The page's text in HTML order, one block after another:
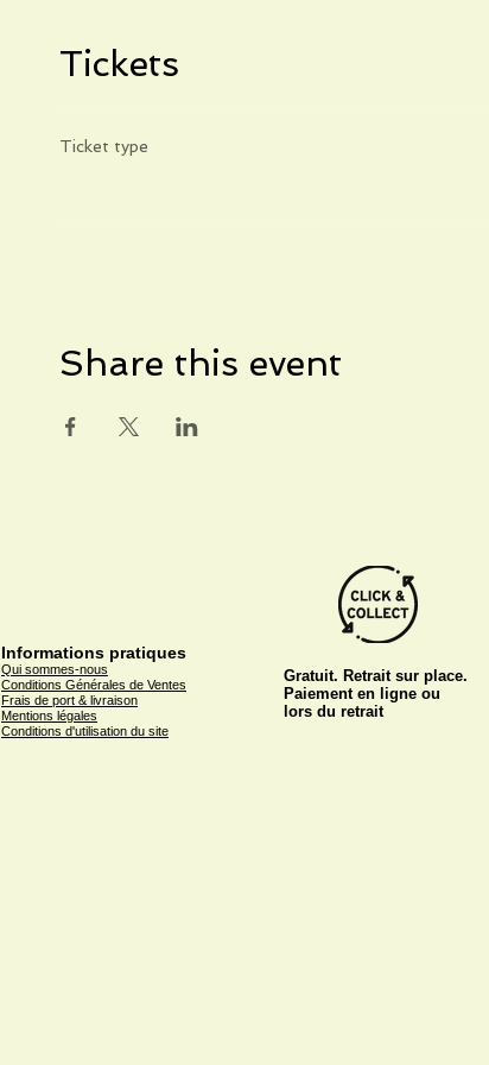
Tickets
Ticket type
Share this event
Informations pratiques
Qui sommes-nous
Conditions Générales de Ventes
Frais de port & livraison
Mentions légales
Conditions d'utilisation du site
Gratuit. Retrait sur place.
Paiement en ligne ou
lors du retrait